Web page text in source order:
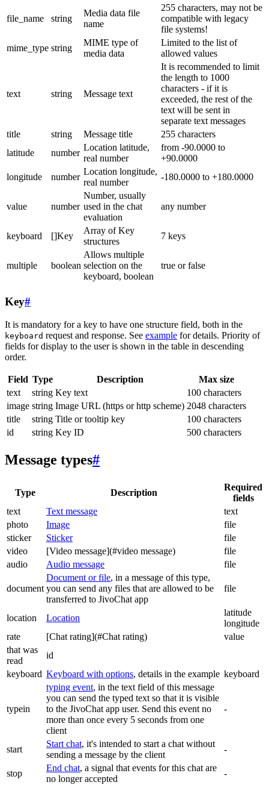
file_name string
Media data file
name
255 characters, may not be
compatible with legacy
file systems!
mime_type string
MIME type of
media data
Limited to the list of
allowed values
text string Message text
It is recommended to limit
the length to 1000
characters - if it is
exceeded, the rest of the
text will be sent in
separate text messages
title
string Message title
255 characters
latitude
number
Location latitude,
real number
from -90.0000 to
+90.0000
longitude
number
Location longitude,
real number
-180.0000 to +180.0000
value number
Number, usually
used in the chat
evaluation
any number
keyboard []Key
Array of Key
structures
7 keys
multiple boolean
Allows multiple
selection on the
keyboard, boolean
true or false
Key#
It is mandatory for a key to have one structure field, both in the
keyboard request and response. See example for details. Priority of
fields for display to the user is shown in the table in descending
order.
Field Type Description
Max size
text
string Key text
100 characters
image string Image URL (https or http scheme) 2048 characters
title
string Title or tooltip key
100 characters
id
string Key ID 500 characters
Message types#
Type Description
Required
fields
text
Text message
text
photo
Image
file
sticker
Sticker
file
video
[Video message](#video message)
file
audio
Audio message file
document
Document or file, in a message of this type,
you can send any files that are allowed to be
transferred to JivoChat app
file
location Location
latitude
longitude
rate
[Chat rating](#Chat rating)
value
that was
read
id
keyboard Keyboard with options, details in the example keyboard
typein
typing event, in the text field of this message
you can send the typed text so that it is visible
to the JivoChat app user. Send this event no
more than once every 5 seconds from one
client
-
start
Start chat, it's intended to start a chat without
sending a message by the client
-
stop
End chat, a signal that events for this chat are
no longer accepted
-